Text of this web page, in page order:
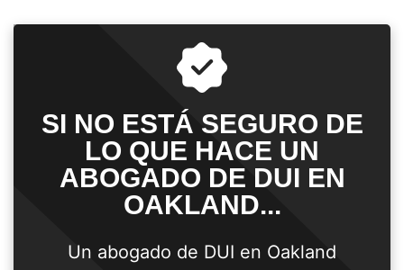
SI NO ESTÁ SEGURO DE
LO QUE HACE UN
ABOGADO DE DUI EN
OAKLAND...
Un abogado de DUI en Oakland